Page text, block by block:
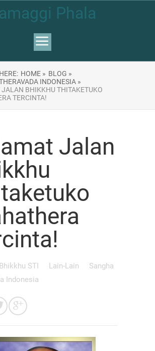
Phala
HOME » BLOG »
INDONESIA »
JALAN BHIKKHU THITAKETUKO
TERCINTA!
Jalan
Bhikkhu STI Lain-Lain
Sangha
Indonesia